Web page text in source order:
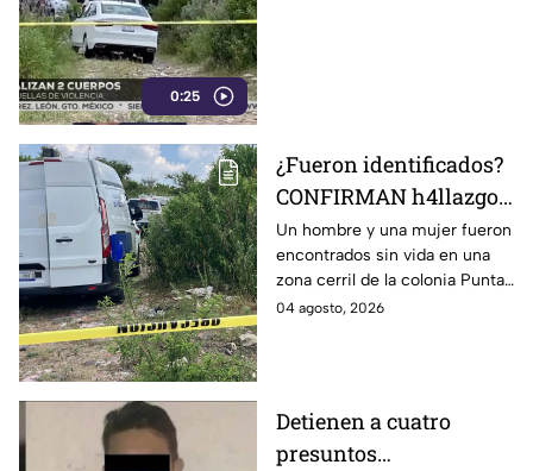
0:25
¿Fueron identificados?
CONFIRMAN h4llazgo
de un hombre y una
mujer s1n v1da en zona
cerril de León, HOY
martes
Un hombre y una mujer fueron
encontrados sin vida en una
zona cerril de la colonia Punta
del Sol, en el polígono de Las
04 agosto, 2026
Detienen a cuatro
presuntos